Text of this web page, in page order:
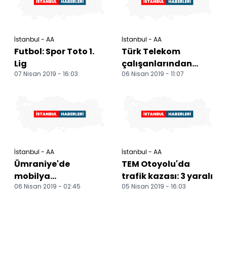
İstanbul - AA
Futbol: Spor Toto 1.
Lig
07 Nisan 2019 - 16:03
İstanbul - AA
Türk Telekom
çalışanlarından
Kızılay'a destek
06 Nisan 2019 - 11:07
İstanbul - AA
Ümraniye'de
mobilya
mağazasında
06 Nisan 2019 - 02:45
İstanbul - AA
TEM Otoyolu'da
trafik kazası: 3 yaralı
05 Nisan 2019 - 16:03